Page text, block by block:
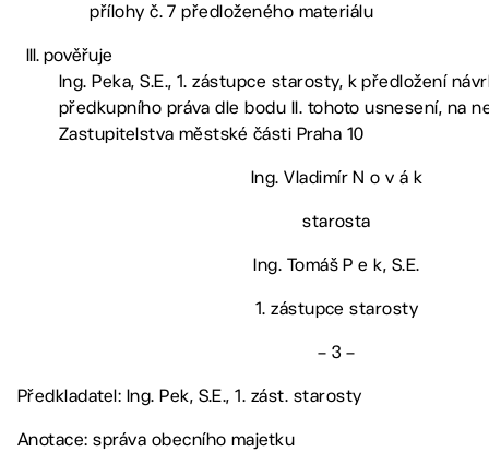
přílohy č. 7 předloženého materiálu
pověřuje
Ing. Peka, S.E., 1. zástupce starosty, k předložení
předkupního práva dle bodu II. tohoto usnesení, na
Zastupitelstva městské části Praha 10
Ing. Vladimír N o v á k
starosta
Ing. Tomáš P e k, S.E.
1. zástupce starosty
– 3 –
Předkladatel: Ing. Pek, S.E., 1. zást. starosty
Anotace: správa obecního majetku